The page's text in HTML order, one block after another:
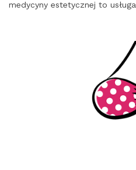
medycyny estetycznej to usługa